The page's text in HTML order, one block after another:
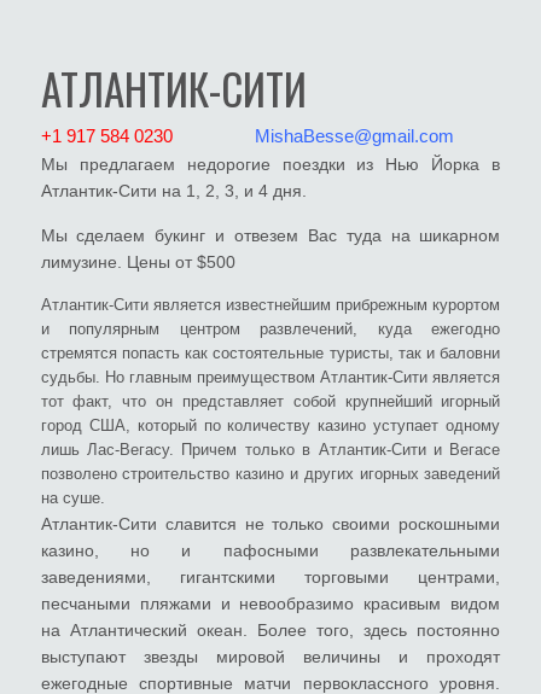
АТЛАНТИК-СИТИ
+1 917 584 0230 MishaBesse@gmail.com
Мы предлагаем недорогие поездки из Нью Йорка в
Атлантик-Сити на 1, 2, 3, и 4 дня.
Мы сделаем букинг и отвезем Вас туда на шикарном
лимузине. Цены от $500
Атлантик-Сити является известнейшим прибрежным курортом
и популярным центром развлечений, куда ежегодно
стремятся попасть как состоятельные туристы, так и баловни
судьбы. Но главным преимуществом Атлантик-Сити является
тот факт, что он представляет собой крупнейший игорный
город США, который по количеству казино уступает одному
лишь Лас-Вегасу. Причем только в Атлантик-Сити и Вегасе
позволено строительство казино и других игорных заведений
на суше.
Атлантик-Сити славится не только своими роскошными
казино, но и пафосными развлекательными
заведениями, гигантскими торговыми центрами,
песчаными пляжами и невообразимо красивым видом
на Атлантический океан. Более того, здесь постоянно
выступают звезды мировой величины и проходят
ежегодные спортивные матчи первоклассного уровня.